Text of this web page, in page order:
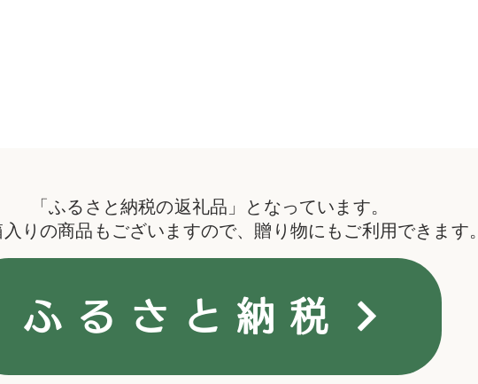
「ふるさと納税の返礼品」となっています。
りの商品もございますので、贈り物にもご利用できます。
ふるさと納税